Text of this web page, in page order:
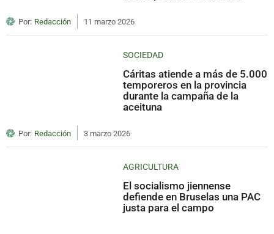
Por: Redacción 11 marzo 2026
SOCIEDAD
Cáritas atiende a más de 5.000
temporeros en la provincia
durante la campaña de la
aceituna
Por: Redacción 3 marzo 2026
AGRICULTURA
El socialismo jiennense
defiende en Bruselas una PAC
justa para el campo